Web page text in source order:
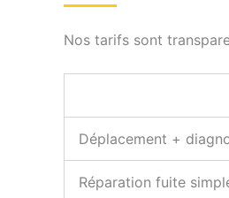
Nos tarifs sont
Déplacement +
Réparation fuite